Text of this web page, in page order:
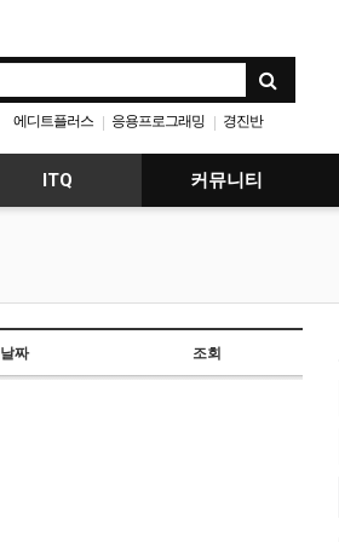
에디트플러스 | 응용프로그래밍 | 경진반
ITQ 커뮤니티
날짜 조회